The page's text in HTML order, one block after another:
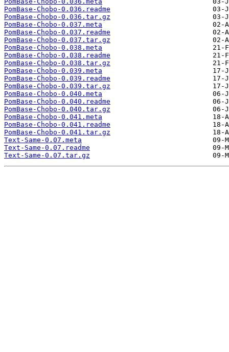
PomBase-Chobo-0.036.readme
PomBase-Chobo-0.036.tar.gz
PomBase-Chobo-0.037.meta
PomBase-Chobo-0.037.readme
PomBase-Chobo-0.037.tar.gz
PomBase-Chobo-0.038.meta
PomBase-Chobo-0.038.readme
PomBase-Chobo-0.038.tar.gz
PomBase-Chobo-0.039.meta
PomBase-Chobo-0.039.readme
PomBase-Chobo-0.039.tar.gz
PomBase-Chobo-0.040.meta
PomBase-Chobo-0.040.readme
PomBase-Chobo-0.040.tar.gz
PomBase-Chobo-0.041.meta
PomBase-Chobo-0.041.readme
PomBase-Chobo-0.041.tar.gz
Text-Same-0.07.meta
Text-Same-0.07.readme
Text-Same-0.07.tar.gz